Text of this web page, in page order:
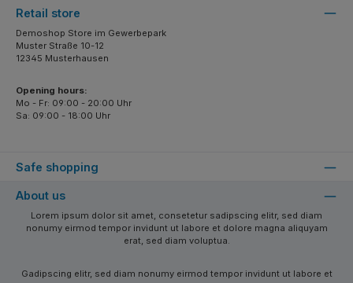
Safe shopping
Retail store
Demoshop Store im Gewerbepark
Muster Straße 10-12
12345 Musterhausen
Opening hours:
Mo - Fr: 09:00 - 20:00 Uhr
Sa: 09:00 - 18:00 Uhr
About us
Lorem ipsum dolor sit amet, consetetur sadipscing elitr, sed diam
nonumy eirmod tempor invidunt ut labore et dolore magna aliquyam
erat, sed diam voluptua.
Gadipscing elitr, sed diam nonumy eirmod tempor invidunt ut labore et